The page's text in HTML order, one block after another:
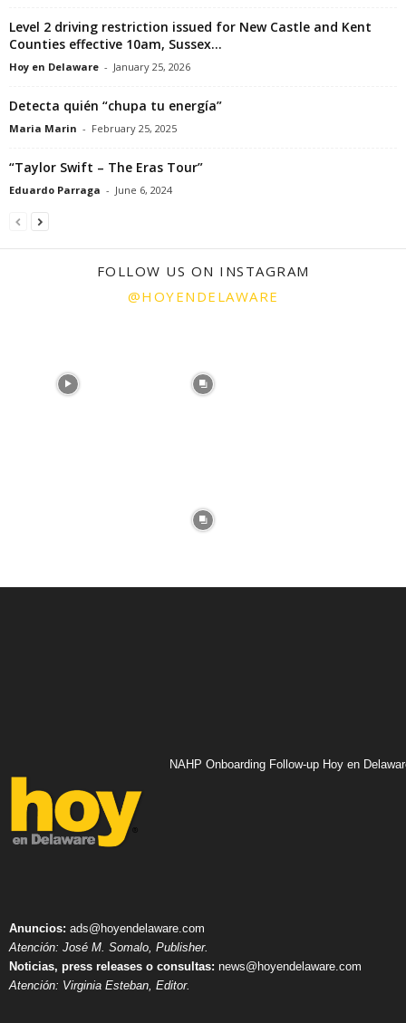
Level 2 driving restriction issued for New Castle and Kent
Counties effective 10am, Sussex...
Hoy en Delaware - January 25, 2026
Detecta quién “chupa tu energía”
Maria Marin - February 25, 2025
“Taylor Swift – The Eras Tour”
Eduardo Parraga - June 6, 2024
FOLLOW US ON INSTAGRAM
@HOYENDELAWARE
NAHP Onboarding Follow-up Hoy en
Anuncios: ads@hoyendelaware.com
Atención: José M. Somalo, Publisher.
Noticias, press releases o consultas: news@hoyendelaware.com
Atención: Virginia Esteban, Editor.